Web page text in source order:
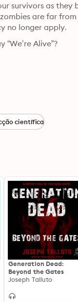
survivors as they
are far
no longer apply.
Alive”?
científica
Generation Dead:
Beyond the Gates
Joseph Talluto